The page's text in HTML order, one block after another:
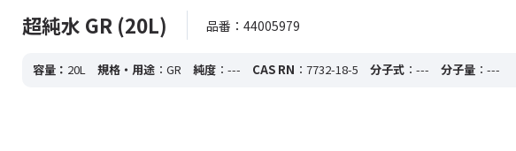
超純水 GR (20L) 品番：44005979
容量： 20L 規格・用途 ：GR 純度 ：--- CAS RN ：7732-18-5 分子式 ：--- 分子量 ：---